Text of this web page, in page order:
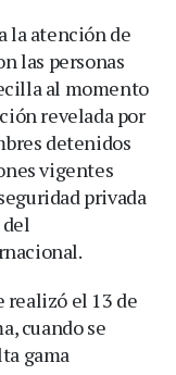
la atención de
las personas
al momento
revelada por
detenidos
vigentes
privada
realizó el 13 de
cuando se
gama